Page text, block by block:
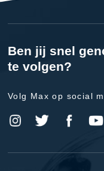
Ben jij snel
te volgen?
Volg Max op social